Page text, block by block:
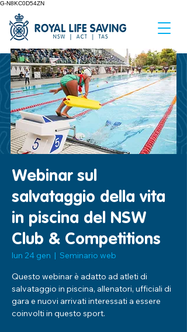
G-N8KC0D54ZN
Webinar sul
salvataggio della vita
in piscina del NSW
Club & Competitions
lun 24 gen
  |
Seminario web
Questo webinar è adatto ad atleti di
salvataggio in piscina, allenatori, ufficiali di
gara e nuovi arrivati interessati a essere
coinvolti in questo sport.